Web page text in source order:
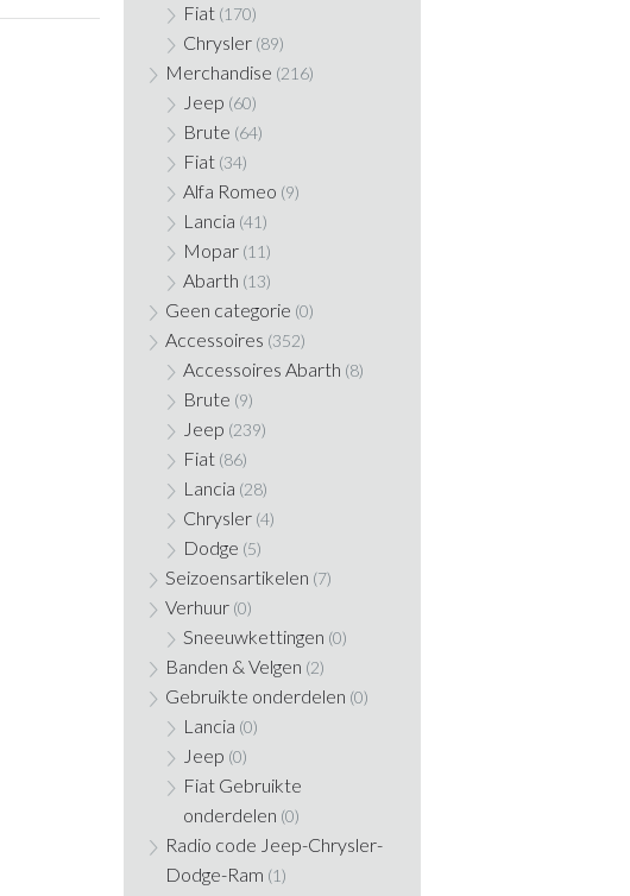
Fiat (170)
Chrysler (89)
Merchandise (216)
Jeep (60)
Brute (64)
Fiat (34)
Alfa Romeo (9)
Lancia (41)
Mopar (11)
Abarth (13)
Geen categorie (0)
Accessoires (352)
Accessoires Abarth (8)
Brute (9)
Jeep (239)
Fiat (86)
Lancia (28)
Chrysler (4)
Dodge (5)
Seizoensartikelen (7)
Verhuur (0)
Sneeuwkettingen (0)
Banden & Velgen (2)
Gebruikte onderdelen (0)
Lancia (0)
Jeep (0)
Fiat Gebruikte
onderdelen (0)
Radio code Jeep-Chrysler-
Dodge-Ram (1)